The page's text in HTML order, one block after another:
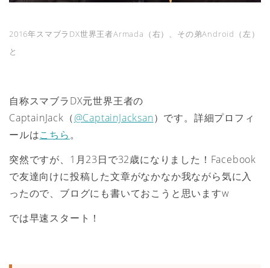
2016年スマブラDX世界王者Armada（右）、その弟Android（左）
と
自称スマブラDX元世界王者の
CaptainJack（@CaptainJacksan）です。詳細プロフィ
ールはこちら。
突然ですが、1月23日で32歳になりました！Facebook
で友達向けに投稿した文章がなかなか我ながら気に入
ったので、ブログにも書いておこうと思いますw
では早速スタート！